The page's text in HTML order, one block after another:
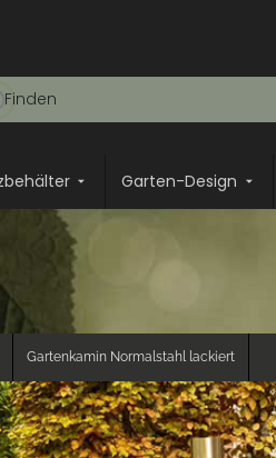
Garten-Design
Gartenkamin Normalstahl lackiert